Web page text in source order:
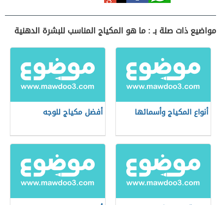
مواضيع ذات صلة بـ : ما هو المكياج المناسب للبشرة الدهنية
أنواع المكياج وأسمائها أفضل مكياج للوجه